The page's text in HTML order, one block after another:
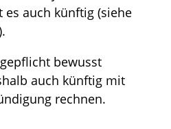
auch künftig (siehe
bewusst
auch künftig mit
rechnen.